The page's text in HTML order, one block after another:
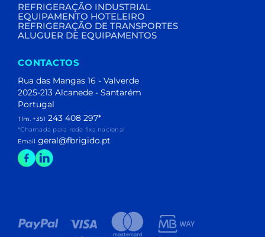
REFRIGERAÇÃO INDUSTRIAL
EQUIPAMENTO HOTELEIRO
REFRIGERAÇÃO DE TRANSPORTES
ALUGUER DE EQUIPAMENTOS
CONTACTOS
Rua das Mangas 16 - Valverde
2025-213 Alcanede - Santarém
Portugal
Tlm. +351 243 408 297*
*Chamada para rede fixa nacional
Email geral@fbrigido.pt